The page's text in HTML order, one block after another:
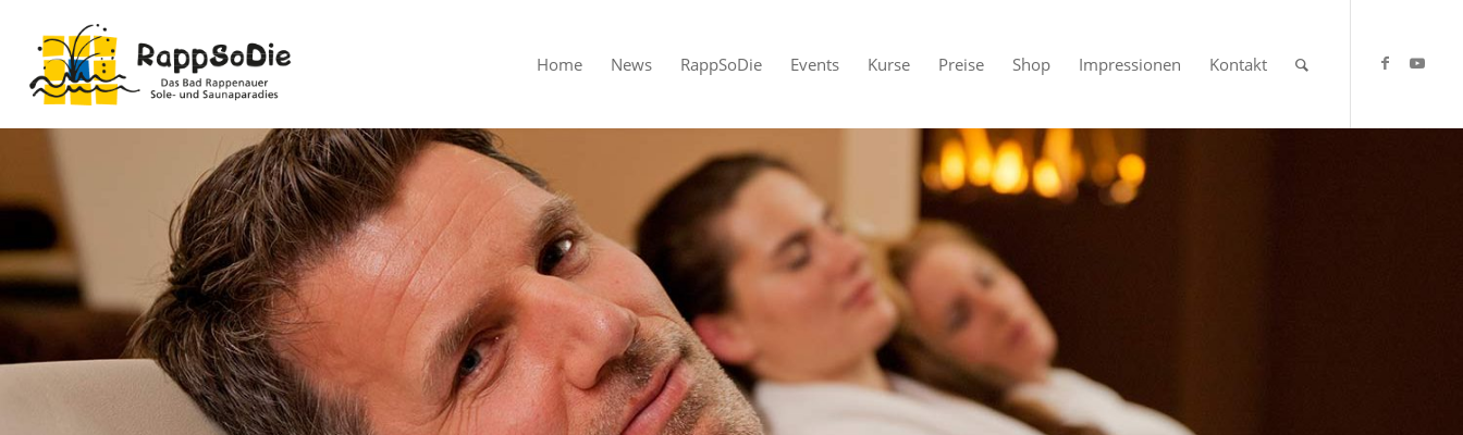
Home News RappSoDie Events Kurse Preise Shop Impressionen Kontakt